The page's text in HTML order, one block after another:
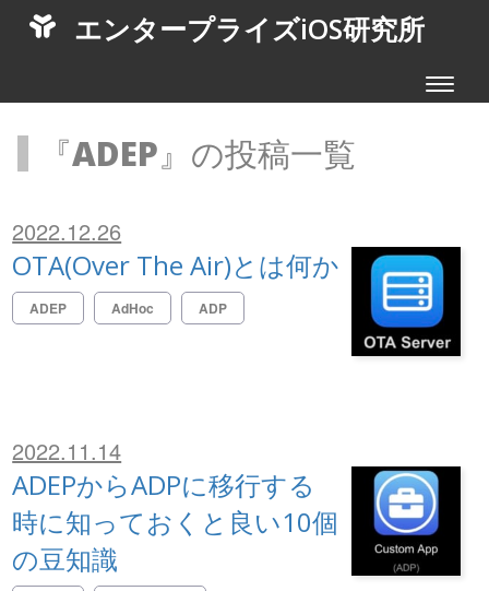
エンタープライズiOS研究所
Toggle
『ADEP』の投稿一覧
2022.12.26
OTA(Over The Air)とは何か
ADEP AdHoc ADP
2022.11.14
ADEPからADPに移行する
時に知っておくと良い10個
の豆知識